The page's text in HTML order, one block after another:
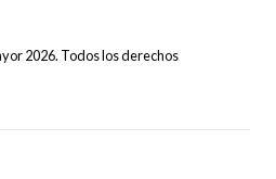
2026. Todos los derechos